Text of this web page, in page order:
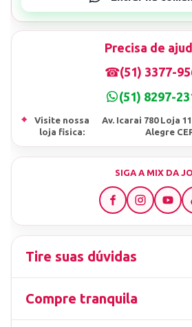
Precisa de
☎(51) 3377-
(51) 8297-
⌖
Visite nossa
loja fisica:
Av. Icarai 780 Loja
Alegre
SIGA A MIX DA JO
Tire suas dúvidas
Compre tranquila